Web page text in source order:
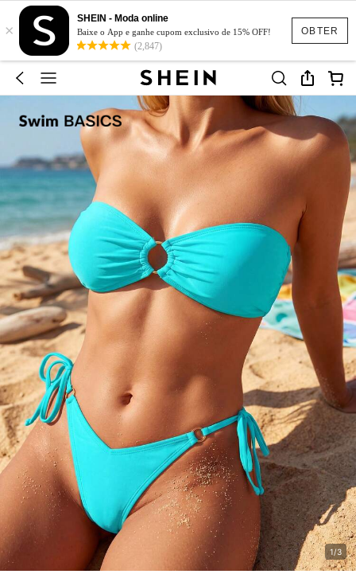
OBTER
×
SHEIN - Moda online
Baixe o App e ganhe cupom exclusivo de 15% OFF!
(2,847)
1/3